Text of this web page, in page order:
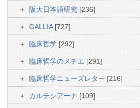
阪大日本語研究 [236]
GALLIA [727]
臨床哲学 [292]
臨床哲学のメチエ [291]
臨床哲学ニューズレター [216]
カルテシアーナ [109]